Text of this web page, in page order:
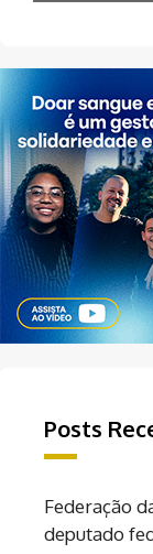
Posts
Federação
deputado